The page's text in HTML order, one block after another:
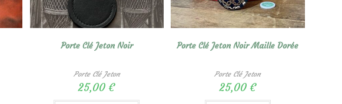
Porte Clé Jeton Noir
Porte Clé Jeton
25,00€
Porte Clé Jeton Noir Maille Dorée
Porte Clé Jeton
25,00 €